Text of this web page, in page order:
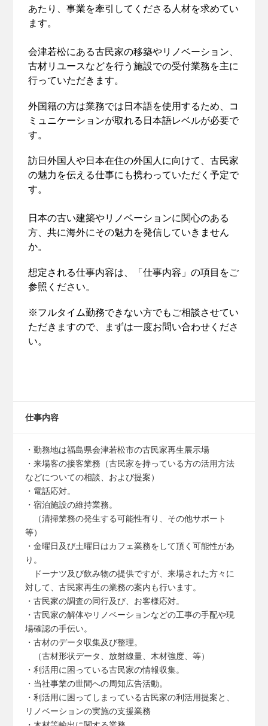
あたり、事業を牽引してくださる人材を求めてい
ます。
会津若松にある古民家の移築やリノベーション、
古材リユースなどを行う施設での受付業務を主に
行っていただきます。
外国籍の方は業務では日本語を使用するため、コ
ミュニケーションが取れる日本語レベルが必要で
す。
訪日外国人や日本在住の外国人に向けて、古民家
の魅力を伝える仕事にも携わっていただく予定で
す。
日本の古い建築やリノベーションに関心のある
方、共に海外にその魅力を発信していきません
か。
想定される仕事内容は、「仕事内容」の項目をご
参照ください。
※フルタイム勤務できない方でもご相談させてい
ただきますので、まずは一度お問い合わせくださ
い。
仕事内容
・勤務地は福島県会津若松市の古民家再生展示場
・来場客の接客業務（古民家を持っている方の活用方法
などについての相談、および提案）
・電話応対。
・宿泊施設の維持業務。
（清掃業務の発生する可能性有り、その他サポート
等）
・金曜日及び土曜日はカフェ業務をして頂く可能性があ
り。
ドーナツ及び飲み物の提供ですが、来場された方々に
対して、古民家再生の業務の案内も行います。
・古民家の調査の同行及び、お客様応対。
・古民家の解体やリノベーションなどの工事の手配や現
場確認の手伝い。
・古材のデータ収集及び整理。
（古材形状データ、放射線量、木材強度、等）
・利活用に困っている古民家の情報収集。
・当社事業の世間への周知広告活動。
・利活用に困ってしまっている古民家の利活用提案と、
リノベーションの実施の支援業務